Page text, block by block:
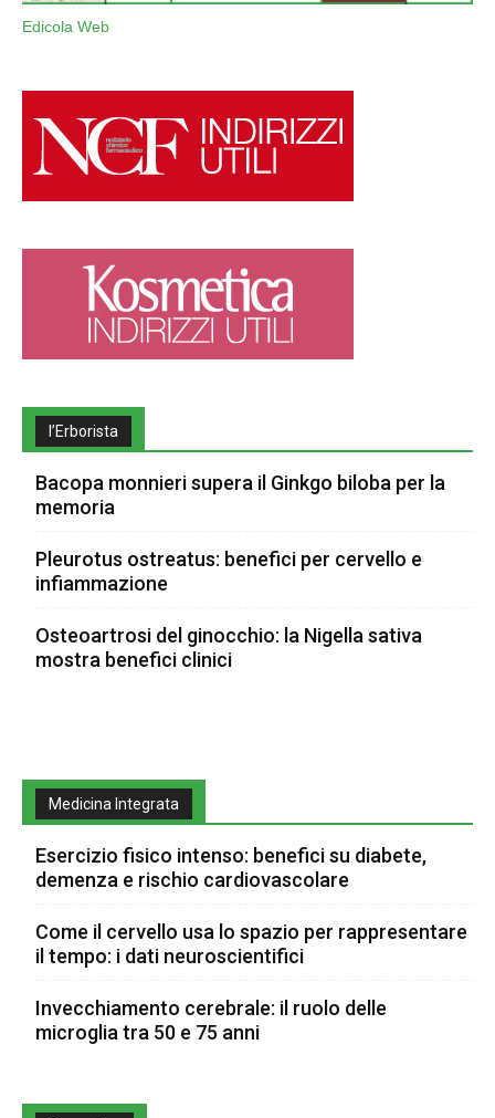
Edicola Web
l’Erborista
Bacopa monnieri supera il Ginkgo biloba per la
memoria
Pleurotus ostreatus: benefici per cervello e
infiammazione
Osteoartrosi del ginocchio: la Nigella sativa
mostra benefici clinici
Medicina Integrata
Esercizio fisico intenso: benefici su diabete,
demenza e rischio cardiovascolare
Come il cervello usa lo spazio per rappresentare
il tempo: i dati neuroscientifici
Invecchiamento cerebrale: il ruolo delle
microglia tra 50 e 75 anni